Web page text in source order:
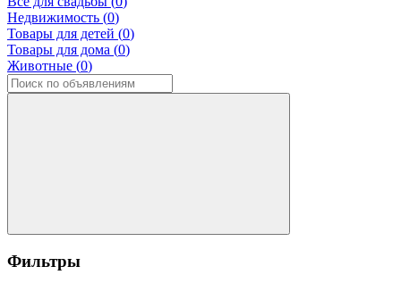
Недвижимость (0)
Товары для детей (0)
Товары для дома (0)
Животные (0)
Фильтры